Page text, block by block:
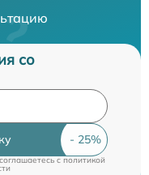
со
c политикой